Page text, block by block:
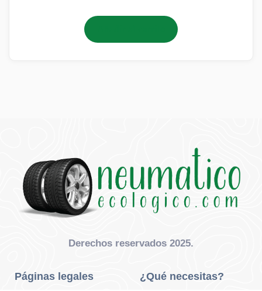
Derechos reservados 2025.
Páginas legales ¿Qué necesitas?